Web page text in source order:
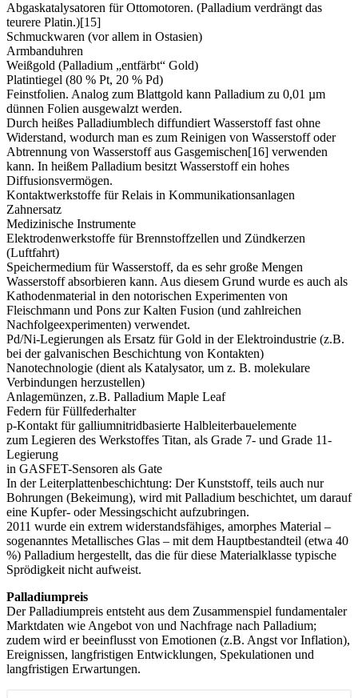
Abgaskatalysatoren für Ottomotoren. (Palladium verdrängt das
teurere Platin.)[15]
Schmuckwaren (vor allem in Ostasien)
Armbanduhren
Weißgold (Palladium „entfärbt“ Gold)
Platintiegel (80 % Pt, 20 % Pd)
Feinstfolien. Analog zum Blattgold kann Palladium zu 0,01 µm
dünnen Folien ausgewalzt werden.
Durch heißes Palladiumblech diffundiert Wasserstoff fast ohne
Widerstand, wodurch man es zum Reinigen von Wasserstoff oder
Abtrennung von Wasserstoff aus Gasgemischen[16] verwenden
kann. In heißem Palladium besitzt Wasserstoff ein hohes
Diffusionsvermögen.
Kontaktwerkstoffe für Relais in Kommunikationsanlagen
Zahnersatz
Medizinische Instrumente
Elektrodenwerkstoffe für Brennstoffzellen und Zündkerzen
(Luftfahrt)
Speichermedium für Wasserstoff, da es sehr große Mengen
Wasserstoff absorbieren kann. Aus diesem Grund wurde es auch als
Kathodenmaterial in den notorischen Experimenten von
Fleischmann und Pons zur Kalten Fusion (und zahlreichen
Nachfolgeexperimenten) verwendet.
Pd/Ni-Legierungen als Ersatz für Gold in der Elektroindustrie (z.B.
bei der galvanischen Beschichtung von Kontakten)
Nanotechnologie (dient als Katalysator, um z. B. molekulare
Verbindungen herzustellen)
Anlagemünzen, z.B. Palladium Maple Leaf
Federn für Füllfederhalter
p-Kontakt für galliumnitridbasierte Halbleiterbauelemente
zum Legieren des Werkstoffes Titan, als Grade 7- und Grade 11-
Legierung
in GASFET-Sensoren als Gate
In der Leiterplattenbeschichtung: Der Kunststoff, teils auch nur
Bohrungen (Bekeimung), wird mit Palladium beschichtet, um darauf
eine Kupfer- oder Messingschicht aufzubringen.
2011 wurde ein extrem widerstandsfähiges, amorphes Material –
sogenanntes Metallisches Glas – mit dem Hauptbestandteil (etwa 40
%) Palladium hergestellt, das die für diese Materialklasse typische
Sprödigkeit nicht aufweist.
Palladiumpreis
Der Palladiumpreis entsteht aus dem Zusammenspiel fundamentaler
Marktdaten wie Angebot von und Nachfrage nach Palladium;
zudem wird er beeinflusst von Emotionen (z.B. Angst vor Inflation),
Ereignissen, langfristigen Entwicklungen, Spekulationen und
langfristigen Erwartungen.